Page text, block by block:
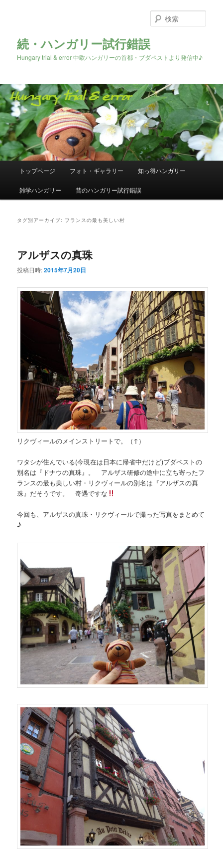
続・ハンガリー試行錯誤
Hungary trial & error 中欧ハンガリーの首都・ブダペストより発信中♪
索
メ
メ
イ
ン
ン
ツ
移
動
サ
ブ
テ
ツ
へ
動
トップページ フォト・ギャラリー 知っ得ハンガリー
雑学ハンガリー 昔のハンガリー試行錯誤
タグ別アーカイブ: フランスの最も美しい村
アルザスの真珠
投稿日時:2015年7月20日
リクヴィールのメインストリートで。（↑）
ワタシが住んでいる(今現在は日本に帰省中だけど)ブダペストの
別名は『ドナウの真珠』。 アルザス研修の途中に立ち寄ったフ
ランスの最も美しい村・リクヴィールの別名は『アルザスの真
珠』だそうです。 奇遇ですな
今回も、アルザスの真珠・リクヴィールで撮った写真をまとめて
♪